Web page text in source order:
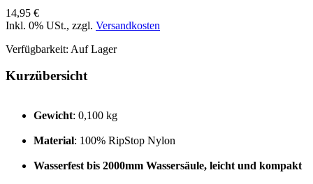
14,95 €
Inkl. 0% USt., zzgl. Versandkosten
Verfügbarkeit: Auf Lager
Kurzübersicht
Gewicht: 0,100 kg
Material: 100% RipStop Nylon
Wasserfest bis 2000mm Wassersäule, leicht und kompakt